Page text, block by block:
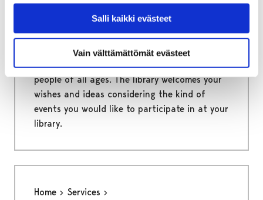
Salli kaikki evästeet
Vain välttämättömät evästeet
Events
The library arranges a variety of events for
people of all ages. The library welcomes your
wishes and ideas considering the kind of
events you would like to participate in at your
library.
Home
Services